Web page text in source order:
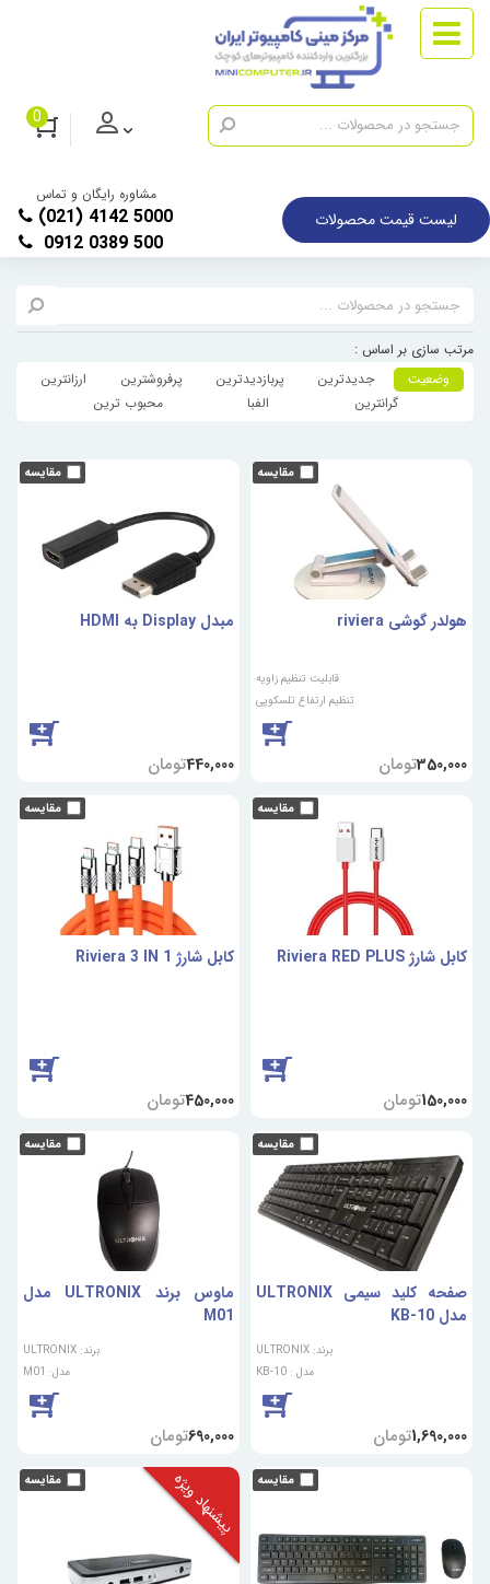
0
لیست قیمت محصولات
مشاوره رایگان و تماس
(021) 4142 5000
0912 0389 500
مرتب سازی بر اساس :
وضعیت
جدیدترین پربازدیدترین پرفروشترین
ارزانترین
گرانترین
الفبا محبوب ترین
هولدر گوشی riviera
قابلیت تنظیم زاویه
تنظیم ارتفاع تلسکوپی
350,000تومان
مبدل Display به HDMI
440,000تومان
کابل شارژ Riviera RED PLUS
150,000تومان
کابل شارژ Riviera 3 IN 1
450,000تومان
صفحه کلید سیمی ULTRONIX
مدل KB-10
برند: ULTRONIX
مدل : KB-10
1,690,000تومان
ماوس برند ULTRONIX مدل
M01
برند: ULTRONIX
مدل: M01
690,000تومان
پیشنهاد ویژه